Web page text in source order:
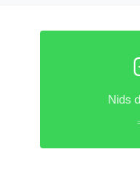
Nids